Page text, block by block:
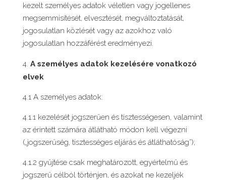
kezelt személyes adatok véletlen vagy jogellenes
megsemmisítését, elvesztését, megváltoztatását,
jogosulatlan közlését vagy az azokhoz való
jogosulatlan hozzáférést eredményezi.
A személyes adatok kezelésére vonatkozó
elvek
4.1 A személyes adatok:
4.1.1 kezelését jogszerűen és tisztességesen, valamint
az érintett számára átlátható módon kell végezni
(„jogszerűség, tisztességes eljárás és átláthatóság”);
4.1.2 gyűjtése csak meghatározott, egyértelmű és
jogszerű célból történjen, és azokat ne kezeljék